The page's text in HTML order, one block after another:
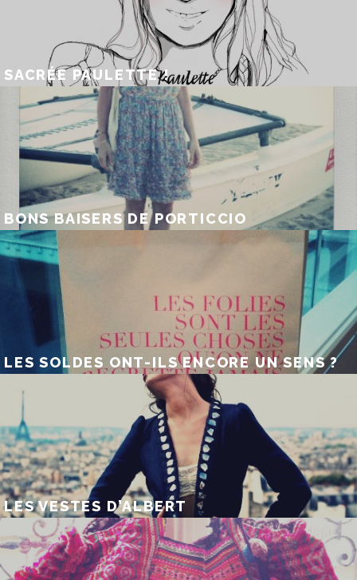
SACRÉE PAULETTE !
BONS BAISERS DE PORTICCIO
LES SOLDES ONT-ILS ENCORE UN SENS ?
LES VESTES D’ALBERT